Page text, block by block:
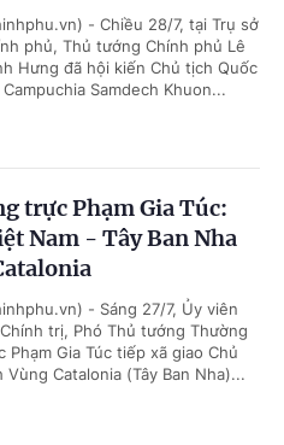
- Chiều 28/7, tại Trụ sở
phủ, Thủ tướng Chính phủ Lê
Hưng đã hội kiến Chủ tịch Quốc
Campuchia Samdech Khuon...
trực Phạm Gia Túc:
Nam - Tây Ban Nha
- Sáng 27/7, Ủy viên
trị, Phó Thủ tướng Thường
Phạm Gia Túc tiếp xã giao Chủ
Vùng Catalonia (Tây Ban Nha)...